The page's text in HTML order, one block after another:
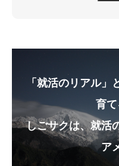
「就活のリアル
育て
しごサクは、就活
ア